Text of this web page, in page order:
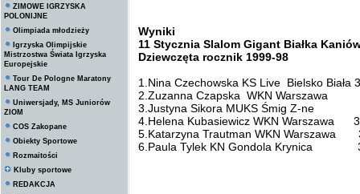
ZIMOWE IGRZYSKA
POLONIJNE
Olimpiada młodzieży
Igrzyska Olimpijskie
Mistrzostwa Świata Igrzyska
Europejskie
Tour De Pologne Maratony
LANG TEAM
Uniwersjady, MS Juniorów
ZIOM
COS Zakopane
Obiekty Sportowe
Rozmaitości
Kluby sportowe
REDAKCJA
Wyniki
11 Stycznia Slalom Gigant Białka
Dziewczęta rocznik 1999-98
1.Nina Czechowska KS Live Bielsko Biała
2.Zuzanna Czapska WKN Warszawa
3.Justyna Sikora MUKS Śmig Z-ne
4.Helena Kubasiewicz WKN Warszawa
5.Katarzyna Trautman WKN Warszawa
6.Paula Tylek KN Gondola Krynica